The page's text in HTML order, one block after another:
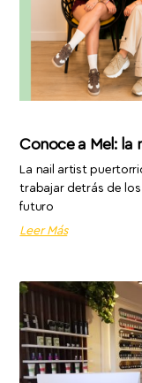
Conoce a Mel: la
La nail artist
trabajar detrás de
futuro
Leer Más